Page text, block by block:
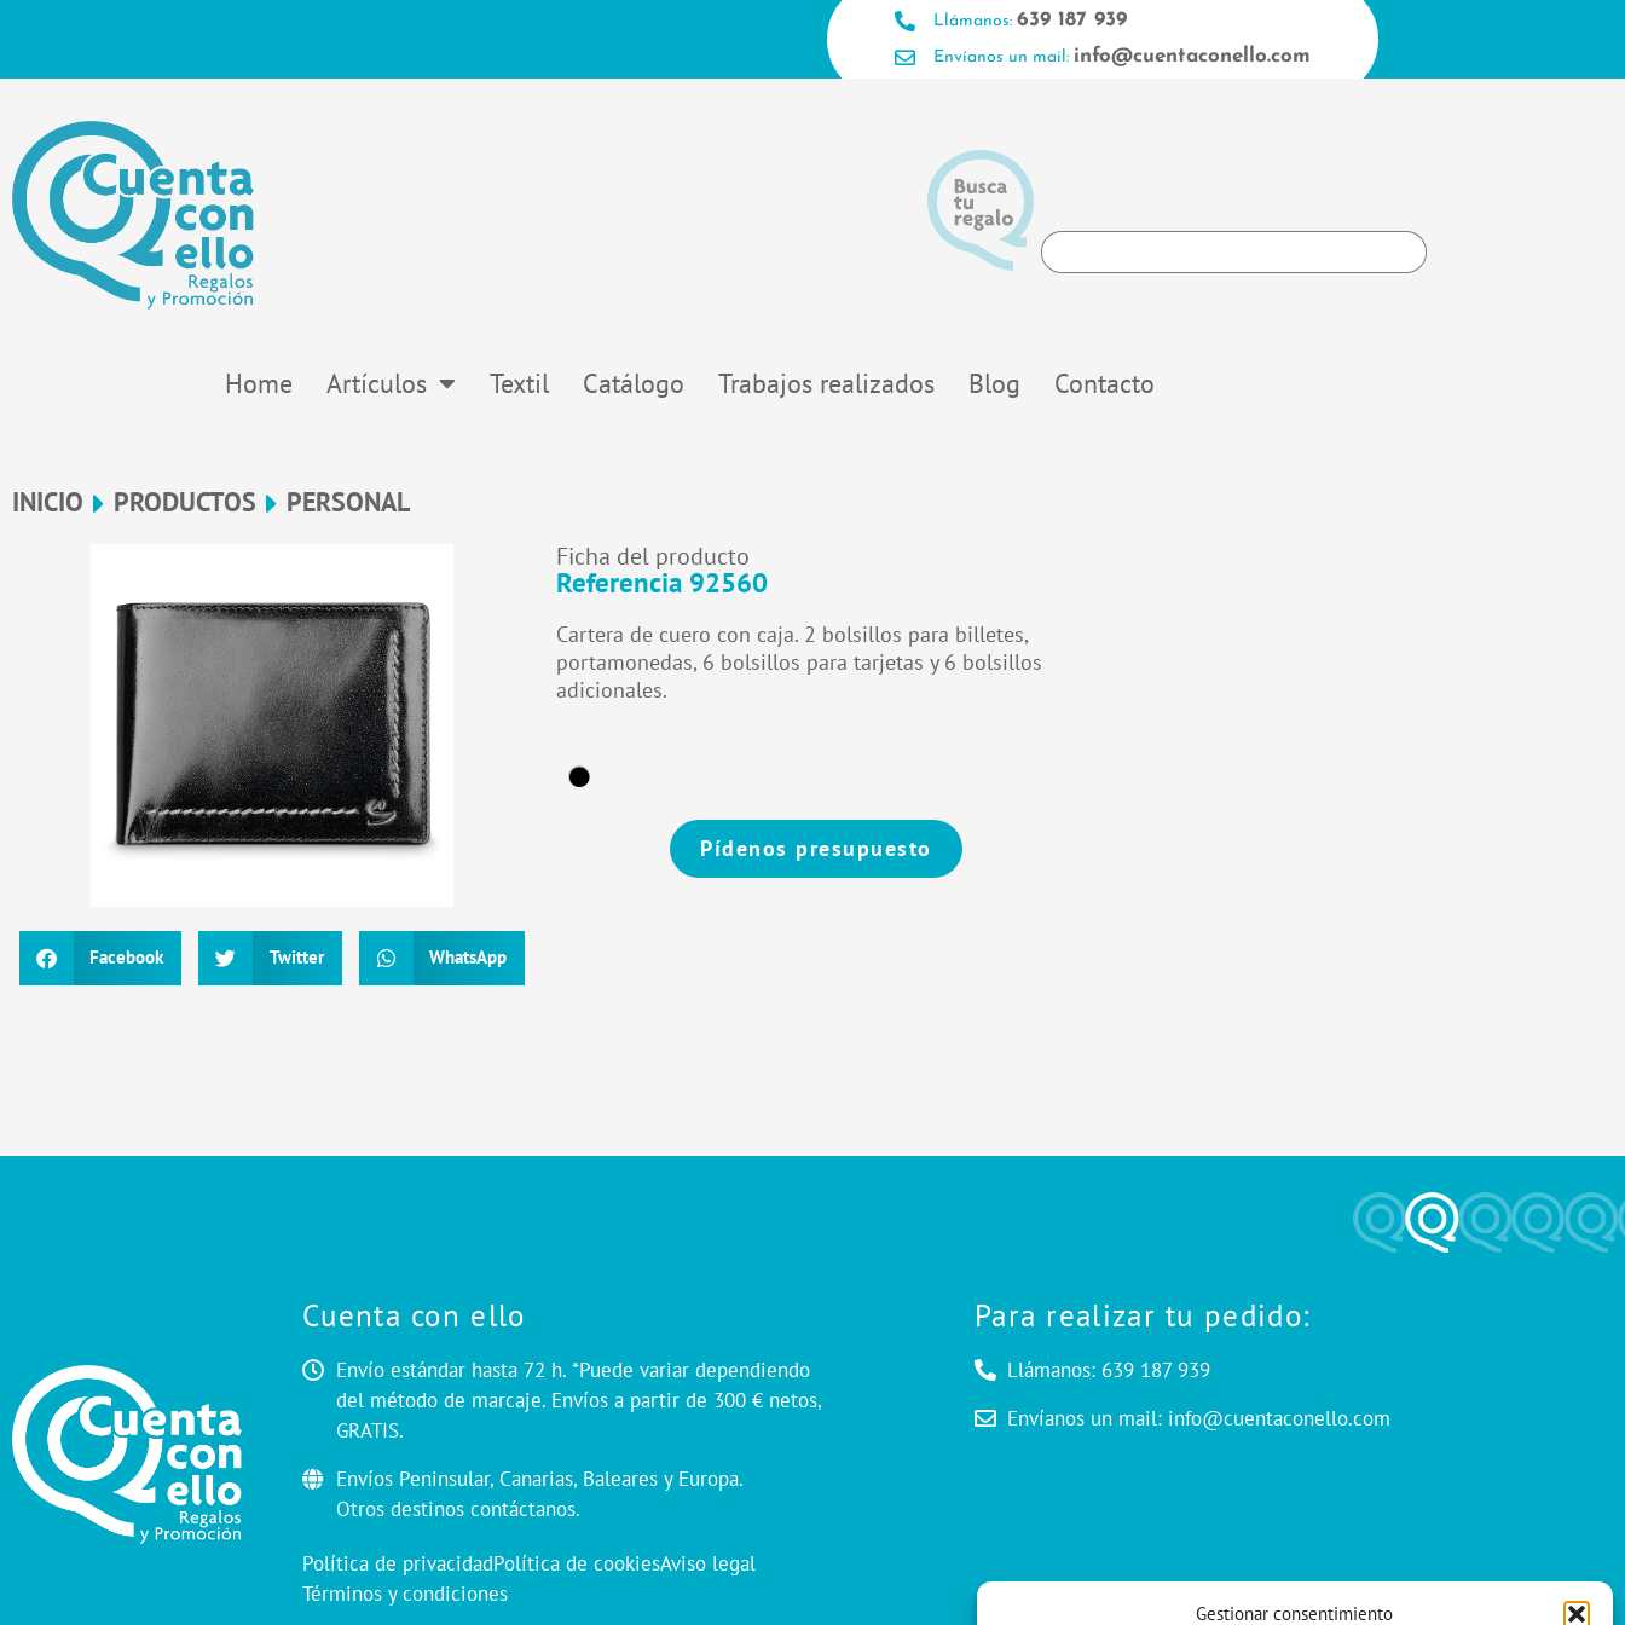
Gestionar consentimiento
Llámanos: 639 187 939
Envíanos un mail: info@cuentaconello.com
Search
...
Home Artículos Textil Catálogo Trabajos realizados Blog Contacto
INICIO PRODUCTOS PERSONAL
Facebook Twitter WhatsApp
Ficha del producto
Referencia 92560
Cartera de cuero con caja. 2 bolsillos para billetes,
portamonedas, 6 bolsillos para tarjetas y 6 bolsillos
adicionales.
Pídenos presupuesto
Cuenta con ello
Envío estándar hasta 72 h. *Puede variar dependiendo
del método de marcaje. Envíos a partir de 300 € netos,
GRATIS.
Envíos Peninsular, Canarias, Baleares y Europa.
Otros destinos contáctanos.
Política de privacidadPolítica de cookiesAviso legal
Términos y condiciones
Para realizar tu pedido:
Llámanos: 639 187 939
Envíanos un mail: info@cuentaconello.com